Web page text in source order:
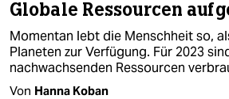
Globale Ressourcen
Momentan lebt die Menschheit so,
Planeten zur Verfügung. Für 2023
nachwachsenden Ressourcen
Von Hanna Koban